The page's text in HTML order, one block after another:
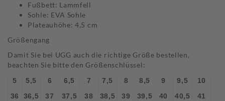
Fußbett: Lammfell
Sohle: EVA Sohle
Plateauhöhe: 4,5 cm
Größengang
Damit Sie bei UGG auch die richtige Größe bestellen,
beachten Sie bitte den Größenschlüssel:
5 5,5 6 6,5 7 7,5 8 8,5 9 9,5
10
36
36,5 37 37,5 38 38,5 39 39,5 40 40,5 41